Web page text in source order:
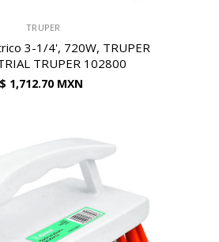
TRUPER
3-1/4', 720W, TRUPER
TRUPER 102800
$ 1,712.70 MXN